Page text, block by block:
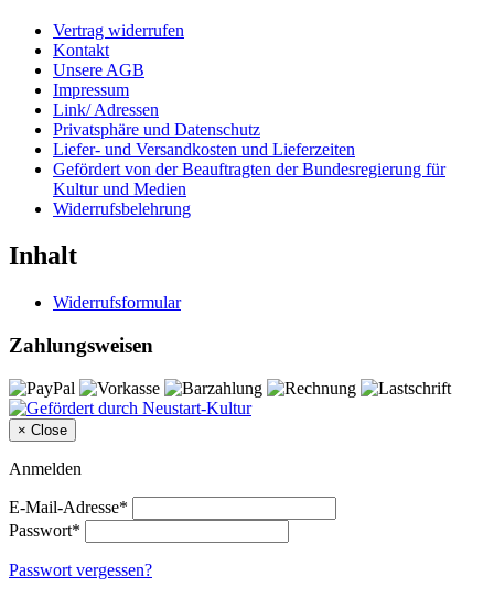
Vertrag widerrufen
Kontakt
Unsere AGB
Impressum
Link/ Adressen
Privatsphäre und Datenschutz
Liefer- und Versandkosten und Lieferzeiten
Gefördert von der Beauftragten der Bundesregierung für
Kultur und Medien
Widerrufsbelehrung
Inhalt
Widerrufsformular
Zahlungsweisen
× Close
Anmelden
E-Mail-Adresse*
Passwort*
Passwort vergessen?